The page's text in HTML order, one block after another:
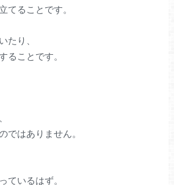
てることです。
たり、
ることです。
ではありません。
ているはず。